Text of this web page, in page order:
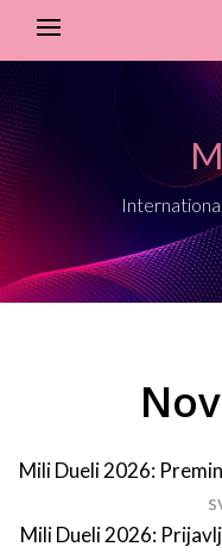
Mili Dueli 2026:
Mili Dueli 2026: